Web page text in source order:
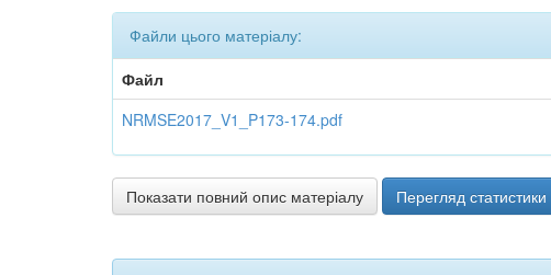
Файли цього матеріалу:
Файл
NRMSE2017_V1_P173-174.pdf
Показати повний опис матеріалу Перегляд статистики